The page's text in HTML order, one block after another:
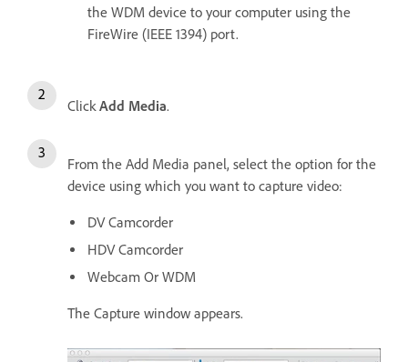
the WDM device to your computer using the
FireWire (IEEE 1394) port.
ClickAdd Media.
From the Add Media panel, select the option for the
device using which you want to capture video:
DV Camcorder
HDV Camcorder
Webcam Or WDM
The Capture window appears.